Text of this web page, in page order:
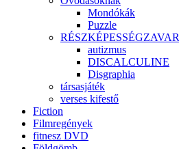
Mondókák
Puzzle
RÉSZKÉPESSÉGZAVAR
autizmus
DISCALCULINE
Disgraphia
társasjáték
verses kifestő
Fiction
Filmregények
fitnesz DVD